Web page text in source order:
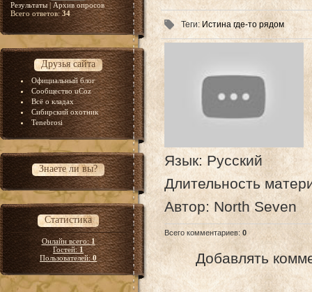
Результаты|Архив опросов
Всего ответов:34
Друзья сайта
Официальный блог
Сообщество uCoz
Всё о кладах
Сибирский охотник
Tenebrosi
Знаете ли вы?
Статистика
Онлайн всего:1
Гостей:1
Пользователей:0
Теги: Истина где-то рядом
Язык: Русский
Длительность
Автор: North Seven
Всего комментариев: 0
Добавлять